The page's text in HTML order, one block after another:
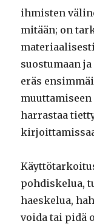
ihmisten
mitään; on
suostumaan
eräs
harrastaa
pohdiskelua,
haeskelua,
voida tai pidä